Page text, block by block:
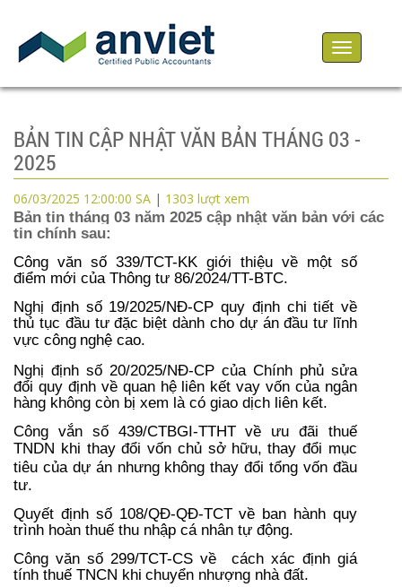
Toggle
BẢN TIN CẬP NHẬT VĂN BẢN THÁNG 03 -
2025
06/03/2025 12:00:00 SA | 1303 lượt xem
Bản tin tháng 03 năm 2025 cập nhật văn bản với các
tin chính sau:
Công văn số 339/TCT-KK giới thiệu về một số
điểm mới của Thông tư 86/2024/TT-BTC.
Nghị định số 19/2025/NĐ-CP quy định chi tiết về
thủ tục đầu tư đặc biệt dành cho dự án đầu tư lĩnh
vực công nghệ cao.
Nghị định số 20/2025/NĐ-CP của Chính phủ sửa
đổi quy định về quan hệ liên kết vay vốn của ngân
hàng không còn bị xem là có giao dịch liên kết.
Công vắn số 439/CTBGI-TTHT về ưuđãi thuế
TNDN khi thay đổi vốn chủ sở hữu, thay đổi mục
tiêu của dự án nhưng không thay đổi tổng vốn đầu
tư.
Quyết định số 108/QĐ-QĐ-TCT về ban hành quy
trình hoàn thuế thu nhập cá nhân tự động.
Công văn số 299/TCT-CS về cách xác định giá
tính thuế TNCN khi chuyển nhượng nhà đất.